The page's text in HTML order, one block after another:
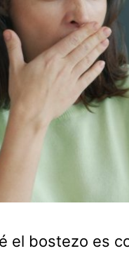
el bostezo es